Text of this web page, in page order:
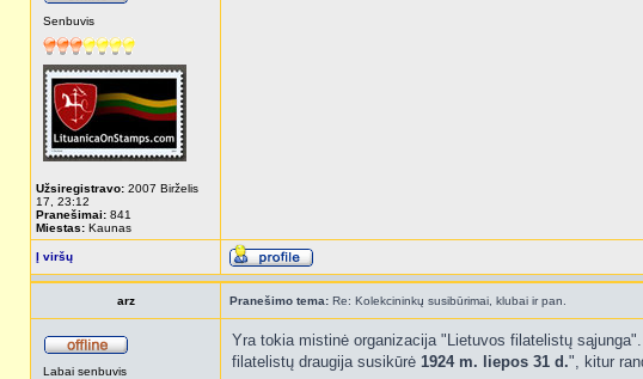
Senbuvis
Užsiregistravo: 2007 Birželis
17, 23:12
Pranešimai: 841
Miestas: Kaunas
Į viršų
arz Pranešimo tema: Re: Kolekcininkų susibūrimai, klubai ir pan.
Labai senbuvis
Yra tokia mistinė organizacija "Lietuvos filatelistų
filatelistų draugija susikūrė 1924 m. liepos 31 d.", kitur